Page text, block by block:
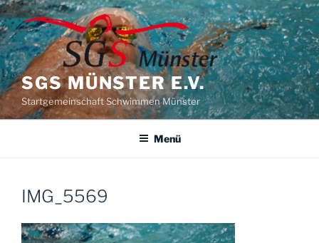
Zum
Inhalt
springen
SGS MÜNSTER E.V.
Startgemeinschaft Schwimmen Münster
Menü
IMG_5569